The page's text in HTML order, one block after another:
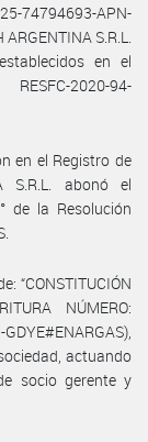
74794693-APN-
S.R.L.
en el
2020-94-
en el Registro de
S.R.L. abonó el
de la Resolución
“CONSTITUCIÓN
NÚMERO:
actuando
socio gerente y